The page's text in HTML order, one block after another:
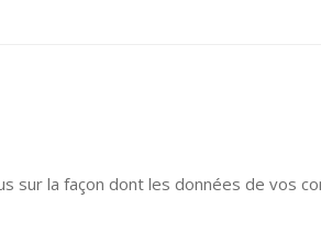
sur la façon dont les données de vos